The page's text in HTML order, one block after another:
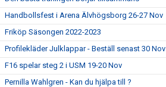
Handbollsfest i Arena Älvhögsborg 26-27 Nov
Friköp Säsongen 2022-2023
Profilekläder Julklappar - Beställ senast 30 Nov
F16 spelar steg 2 i USM 19-20 Nov
Pernilla Wahlgren - Kan du hjälpa till ?